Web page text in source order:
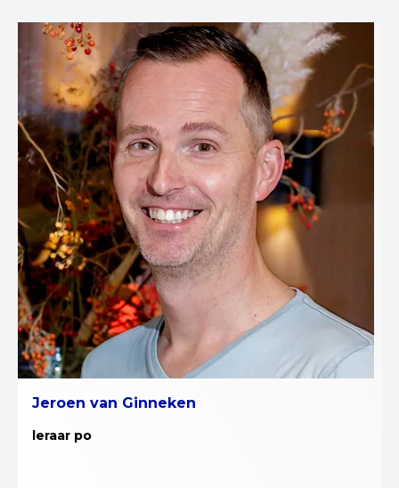
Jeroen van Ginneken
leraar po